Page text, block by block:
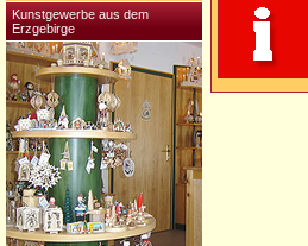
Kunstgewerbe aus dem
Erzgebirge